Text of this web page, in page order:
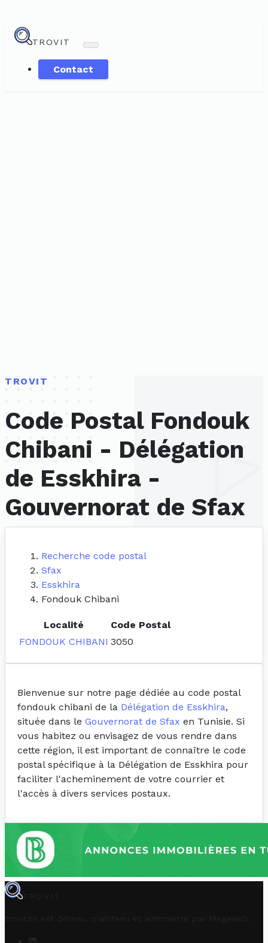
TROVIT
Contact
TROVIT
Code Postal Fondouk
Chibani - Délégation
de Esskhira -
Gouvernorat de Sfax
Recherche code postal
Sfax
Esskhira
Fondouk Chibani
Localité
Code Postal
FONDOUK CHIBANI 3050
Bienvenue sur notre page dédiée au code postal
fondouk chibani de la Délégation de Esskhira,
située dans le Gouvernorat de Sfax en Tunisie. Si
vous habitez ou envisagez de vous rendre dans
cette région, il est important de connaître le code
postal spécifique à la Délégation de Esskhira pour
faciliter l'acheminement de votre courrier et
l'accès à divers services postaux.
TROVIT
trovit.tn est détenu, maintenu et administré par Megaweb